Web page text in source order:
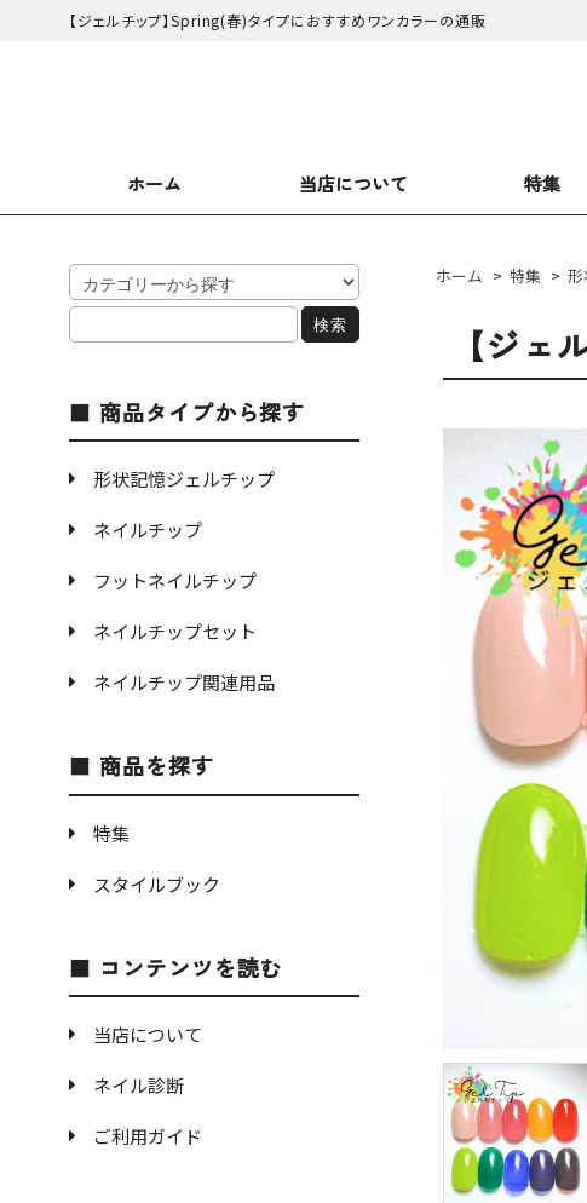
【ジェルチップ】Spring(春)タイプにおすすめワンカラーの通販
ホーム 当店について 特集
ホーム > 特集 >
【ジ
商品タイプから探す
形状記憶ジェルチップ
ネイルチップ
フットネイルチップ
ネイルチップセット
ネイルチップ関連用品
商品を探す
特集
スタイルブック
コンテンツを読む
当店について
ネイル診断
ご利用ガイド